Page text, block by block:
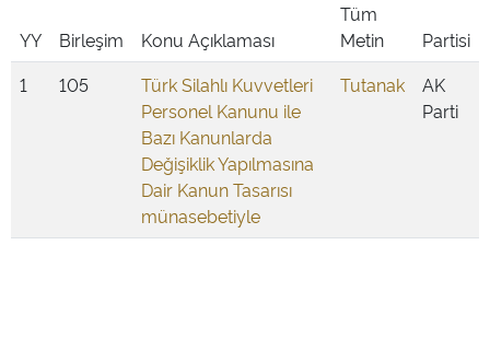
YY Birleşim Konu Açıklaması
Tüm
Metin
Partisi
1
105
Türk Silahlı Kuvvetleri
Personel Kanunu ile
Bazı Kanunlarda
Değişiklik Yapılmasına
Dair Kanun Tasarısı
münasebetiyle
Tutanak
AK
Parti